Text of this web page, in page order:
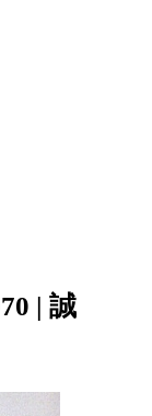
| 誠